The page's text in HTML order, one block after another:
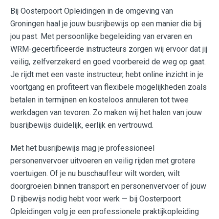
Bij Oosterpoort Opleidingen in de omgeving van
Groningen haal je jouw busrijbewijs op een manier die bij
jou past. Met persoonlijke begeleiding van ervaren en
WRM-gecertificeerde instructeurs zorgen wij ervoor dat jij
veilig, zelfverzekerd en goed voorbereid de weg op gaat.
Je rijdt met een vaste instructeur, hebt online inzicht in je
voortgang en profiteert van flexibele mogelijkheden zoals
betalen in termijnen en kosteloos annuleren tot twee
werkdagen van tevoren. Zo maken wij het halen van jouw
busrijbewijs duidelijk, eerlijk en vertrouwd.
Met het busrijbewijs mag je professioneel
personenvervoer uitvoeren en veilig rijden met grotere
voertuigen. Of je nu buschauffeur wilt worden, wilt
doorgroeien binnen transport en personenvervoer of jouw
D rijbewijs nodig hebt voor werk — bij Oosterpoort
Opleidingen volg je een professionele praktijkopleiding